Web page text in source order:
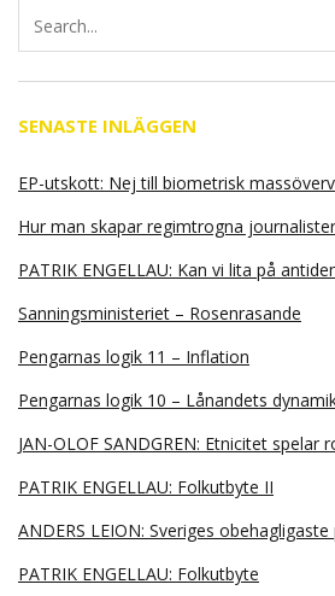
SENASTE INLÄGGEN
EP-utskott: Nej till biometrisk
Hur man skapar regimtrogna journalister
PATRIK ENGELLAU: Kan vi lita på
Sanningsministeriet – Rosenrasande
Pengarnas logik 11 – Inflation
Pengarnas logik 10 – Lånandets
JAN-OLOF SANDGREN: Etnicitet spelar
PATRIK ENGELLAU: Folkutbyte II
ANDERS LEION: Sveriges
PATRIK ENGELLAU: Folkutbyte